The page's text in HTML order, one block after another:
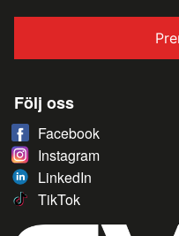
Följ oss
Facebook
Instagram
LinkedIn
TikTok